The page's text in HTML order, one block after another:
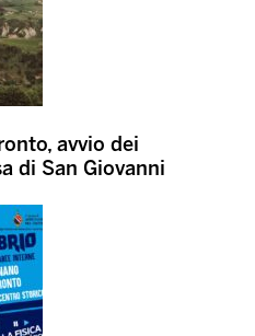
avvio dei
di San Giovanni